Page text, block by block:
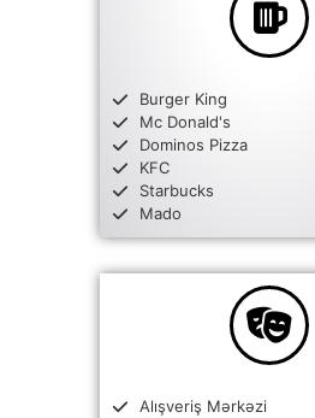
Burger King
Mc Donald's
Dominos Pizza
KFC
Starbucks
Mado
Alışveriş Mərkəzi